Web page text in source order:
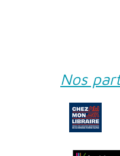
Nos